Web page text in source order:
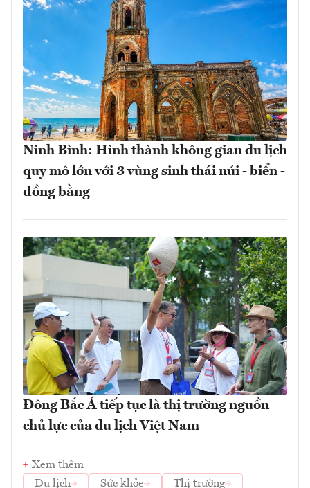
Ninh Bình: Hình thành không gian du lịch
quy mô lớn với 3 vùng sinh thái núi - biển -
đồng bằng
Đông Bắc Á tiếp tục là thị trường nguồn
chủ lực của du lịch Việt Nam
Xem thêm
Du lịch
Sức khỏe Thị trường